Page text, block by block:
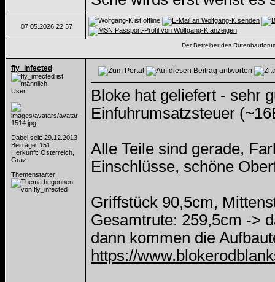
07.05.2026 22:37
Der Betreiber des
fly_infected
User
Dabei seit: 29.12.2013
Beiträge: 151
Herkunft: Österreich,
Graz
Themenstarter
Bloke hat geliefert - sehr
Einfuhrumsatzsteuer
Alle Teile sind gerade,
Einschlüsse, schöne
Griffstück 90,5cm,
Gesamtrute: 259,5cm ->
dann kommen die
https://